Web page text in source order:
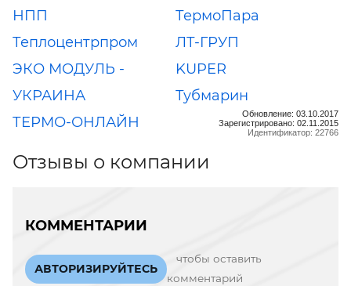
НПП
Теплоцентрпром
ТермоПара
ЛТ-ГРУП
ЭКО МОДУЛЬ -
УКРАИНА
KUPER
Тубмарин
ТЕРМО-ОНЛАЙН
Обновление: 03.10.2017
Зарегистрировано: 02.11.2015
Идентификатор: 22766
Отзывы о компании
КОММЕНТАРИИ
АВТОРИЗИРУЙТЕСЬ
чтобы оставить
комментарий